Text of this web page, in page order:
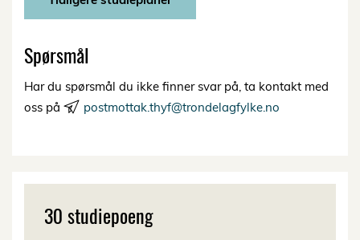
Spørsmål
Har du spørsmål du ikke finner svar på, ta kontakt med
oss på
postmottak.thyf@trondelagfylke.no
30 studiepoeng